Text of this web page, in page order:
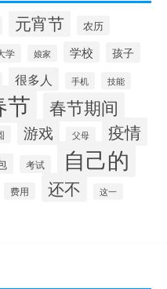
元宵节 农历
学 娘家 学校 孩子
很多人 手机 技能
节 春节期间
游戏 父母 疫情
考试 自己的
费用 还不 这一